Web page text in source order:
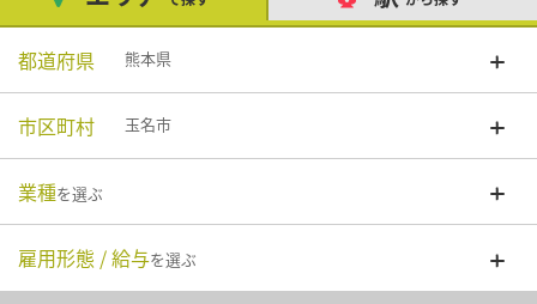
都道府県 熊本県
市区町村 玉名市
業種を選ぶ
雇用形態 / 給与を選ぶ